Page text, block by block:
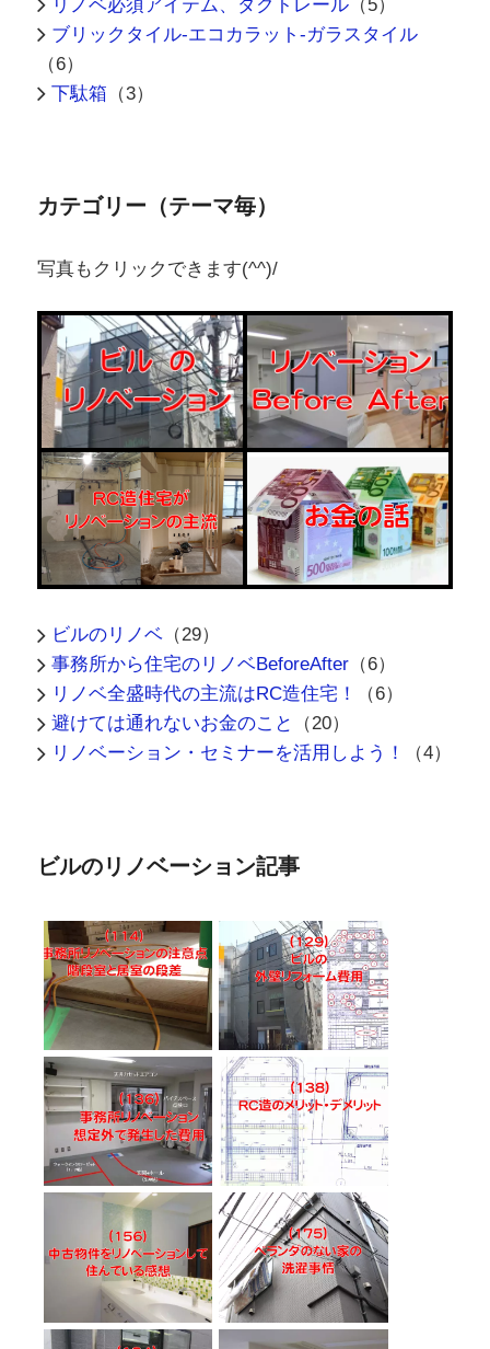
リノベ必須アイテム、ダクトレール（5）
ブリックタイル-エコカラット-ガラスタイル
（6）
下駄箱 （3）
カテゴリー（テーマ毎）
写真もクリックできます(^^)/
ビルのリノベ（29）
事務所から住宅のリノベBeforeAfter（6）
リノベ全盛時代の主流はRC造住宅！
（6）
避けては通れないお金のこと
（20）
リノベーション・セミナーを活用しよう！
（4）
ビルのリノベーション記事